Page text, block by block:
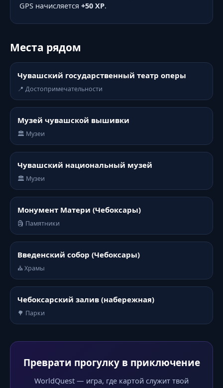
GPS начисляется +50 XP.
Места рядом
Чувашский государственный театр оперы
📍 Достопримечательности
Музей чувашской вышивки
🏛️ Музеи
Чувашский национальный музей
🏛️ Музеи
Монумент Матери (Чебоксары)
🗿 Памятники
Введенский собор (Чебоксары)
⛪ Храмы
Чебоксарский залив (набережная)
🌳 Парки
Преврати прогулку в приключение
WorldQuest — игра, где картой служит твой